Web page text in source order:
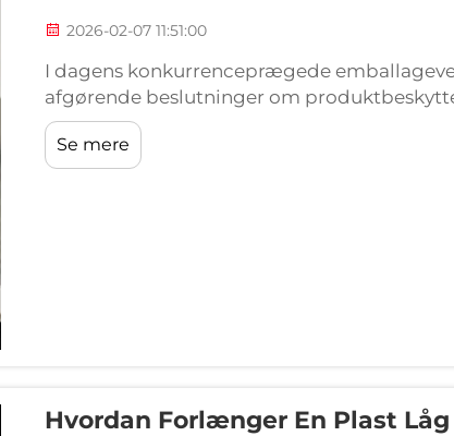
2026-02-07 11:51:00
I dagens konkurrenceprægede
afgørende beslutninger om
omkostningseffektivitet. Debatten mellem
traditionelle skaldæsker fortsætter med at
Se mere
Hvordan Forlænger En Plast